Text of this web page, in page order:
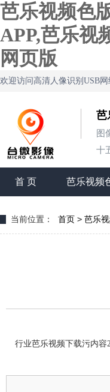
芭乐视频色
APP,芭乐视
网页版
欢迎访问高清人像识别USB网
芭
图
十
首 页 芭乐视频
当前位置： 首页 > 芭乐
行业芭乐视频下载污内容